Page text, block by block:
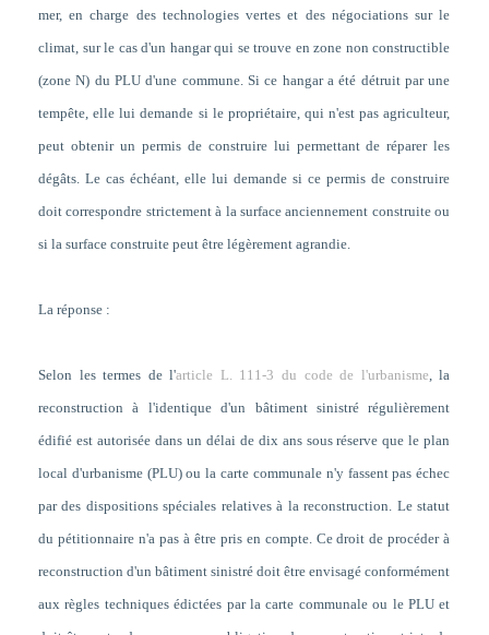
mer, en charge des technologies vertes et des négociations sur le
climat, sur le cas d'un hangar qui se trouve en zone non constructible
(zone N) du PLU d'une commune. Si ce hangar a été détruit par une
tempête, elle lui demande si le propriétaire, qui n'est pas agriculteur,
peut obtenir un permis de construire lui permettant de réparer les
dégâts. Le cas échéant, elle lui demande si ce permis de construire
doit correspondre strictement à la surface anciennement construite ou
si la surface construite peut être légèrement agrandie.
La réponse :
Selon les termes de l'article L. 111-3 du code de l'urbanisme, la
reconstruction à l'identique d'un bâtiment sinistré régulièrement
édifié est autorisée dans un délai de dix ans sous réserve que le plan
local d'urbanisme (PLU) ou la carte communale n'y fassent pas échec
par des dispositions spéciales relatives à la reconstruction. Le statut
du pétitionnaire n'a pas à être pris en compte. Ce droit de procéder à
reconstruction d'un bâtiment sinistré doit être envisagé conformément
aux règles techniques édictées par la carte communale ou le PLU et